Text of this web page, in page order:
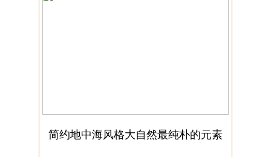
简约地中海风格大自然最纯朴的元素